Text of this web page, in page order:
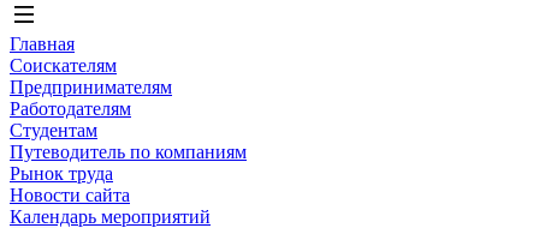
Главная
Соискателям
Предпринимателям
Работодателям
Студентам
Путеводитель по компаниям
Рынок труда
Новости сайта
Календарь мероприятий